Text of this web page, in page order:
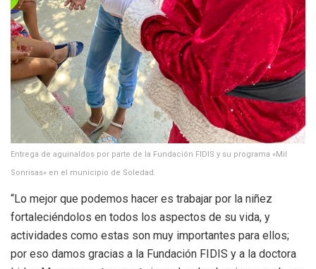
Entrega de aguinaldos por parte de la Fundación FIDIS y su programa «Mil
Sonrisas» en el municipio de Soledad.
“Lo mejor que podemos hacer es trabajar por la niñez
fortaleciéndolos en todos los aspectos de su vida, y
actividades como estas son muy importantes para ellos;
por eso damos gracias a la Fundación FIDIS y a la doctora